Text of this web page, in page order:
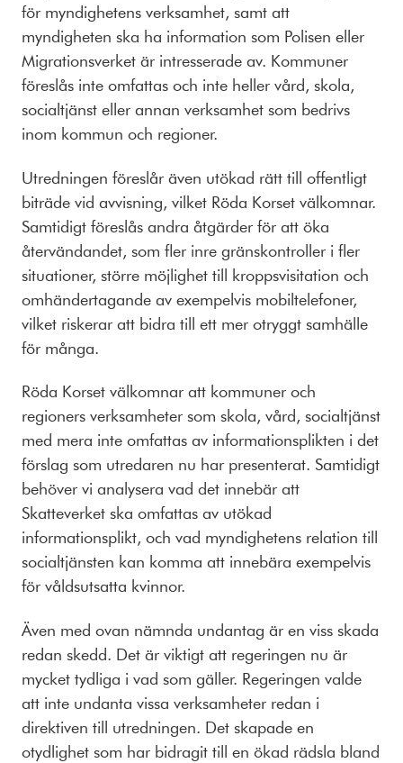
för myndighetens verksamhet, samt att
myndigheten ska ha information som Polisen eller
Migrationsverket är intresserade av. Kommuner
föreslås inte omfattas och inte heller vård, skola,
socialtjänst eller annan verksamhet som bedrivs
inom kommun och regioner.
Utredningen föreslår även utökad rätt till offentligt
biträde vid avvisning, vilket Röda Korset välkomnar.
Samtidigt föreslås andra åtgärder för att öka
återvändandet, som fler inre gränskontroller i fler
situationer, större möjlighet till kroppsvisitation och
omhändertagande av exempelvis mobiltelefoner,
vilket riskerar att bidra till ett mer otryggt samhälle
för många.
Röda Korset välkomnar att kommuner och
regioners verksamheter som skola, vård, socialtjänst
med mera inte omfattas av informationsplikten i det
förslag som utredaren nu har presenterat. Samtidigt
behöver vi analysera vad det innebär att
Skatteverket ska omfattas av utökad
informationsplikt, och vad myndighetens relation till
socialtjänsten kan komma att innebära exempelvis
för våldsutsatta kvinnor.
Även med ovan nämnda undantag är en viss skada
redan skedd. Det är viktigt att regeringen nu är
mycket tydliga i vad som gäller. Regeringen valde
att inte undanta vissa verksamheter redan i
direktiven till utredningen. Det skapade en
otydlighet som har bidragit till en ökad rädsla bland